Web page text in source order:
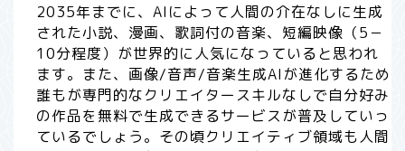
2035年までに、AIによって人間の介在なしに生成
された小説、漫画、歌詞付の音楽、短編映像（5－
10分程度）が世界的に人気になっていると思われ
ます。また、画像/音声/音楽生成AIが進化するため
誰もが専門的なクリエイタースキルなしで自分好み
の作品を無料で生成できるサービスが普及していっ
ているでしょう。その頃クリエイティブ領域も人間